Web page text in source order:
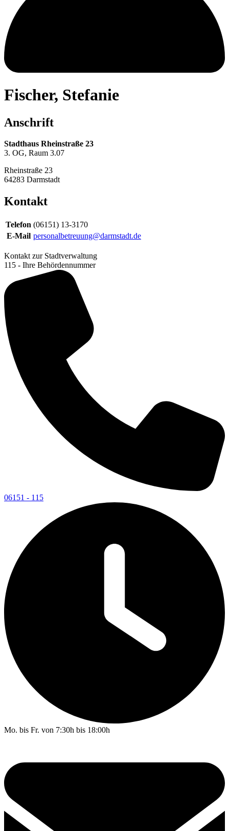
Fischer, Stefanie
Anschrift
Stadthaus Rheinstraße 23
3. OG, Raum 3.07
Rheinstraße 23
64283 Darmstadt
Kontakt
Telefon (06151) 13-3170
E-Mail personalbetreuung@darmstadt.de
Kontakt zur Stadtverwaltung
115 - Ihre Behördennummer
06151 - 115
Mo. bis Fr. von 7:30h bis 18:00h